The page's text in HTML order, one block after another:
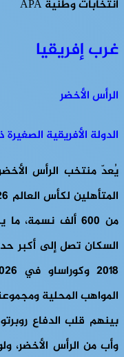
انتخابات وطنية APA
غرب إفريقيا
الرأس الأخضر
الدولة الأفريقية
يُعدّ منتخب الرأس
من 600 ألف
السكان تصل إلى أكبر
المواهب المحلية
بينهم قلب الدفاع روبرتو
وأب من الرأس الأخضر،